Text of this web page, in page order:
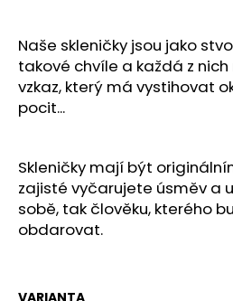
Naše skleničky jsou jako
takové chvíle a každá z
vzkaz, který má vystihovat
pocit...
Skleničky mají být
zajisté vyčarujete úsměv a
sobě, tak člověku, kterého
obdarovat.
VARIANTA
r
u
č
u
j
m
e
SKLENICE